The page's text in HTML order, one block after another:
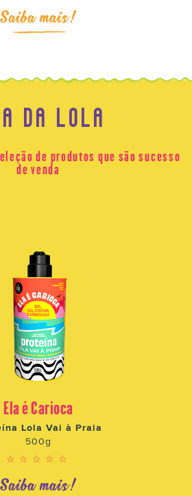
Saiba mais!
DA LOLA
de produtos que são sucesso
de venda
Ela é Carioca
Lola Vai à Praia
500g
☆☆☆☆☆
Saiba mais!